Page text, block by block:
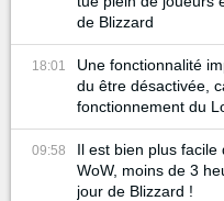
de Blizzard
18:01
Une fonctionnalité
du être désactivée,
fonctionnement du
09:58
Il est bien plus
WoW, moins de 3
jour de Blizzard !